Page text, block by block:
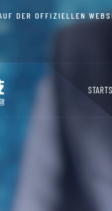
DER OFFIZIELLEN